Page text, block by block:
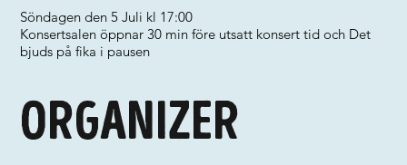
Organizer
Söndagen den 5 Juli kl 17:00
Konsertsalen öppnar 30 min före utsatt konsert tid och Det
bjuds på fika i pausen